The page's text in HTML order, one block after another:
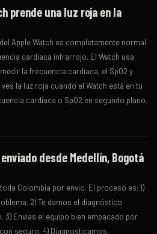
prende una luz roja en la
Apple Watch es completamente normal
cardíaca infrarrojo. El Watch usa
la frecuencia cardíaca, el SpO2 y
la luz roja cuando el Watch está en tu
cardíaca o SpO2 en segundo plano.
desde Medellín, Bogotá
Colombia por envío. El proceso es: 1)
2) Te damos el diagnóstico
3) Envías el equipo bien empacado por
seguro. 4) Diagnosticamos,